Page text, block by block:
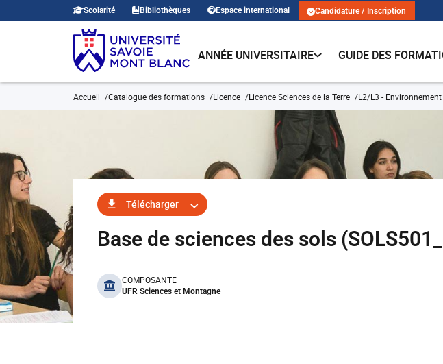
Scolarité Bibliothèques Espace international Candidature / Inscription
ANNÉE UNIVERSITAIRE GUIDE DES
Accueil Catalogue des formations Licence Licence Sciences de la Terre L2/L3 - Environnement
Télécharger
Base de sciences des sols
benefits
COMPOSANTE
UFR Sciences et Montagne